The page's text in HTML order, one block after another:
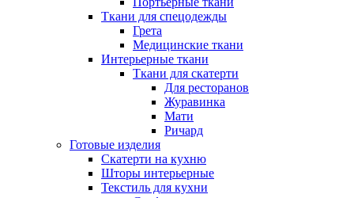
Ткани для спецодежды
Грета
Медицинские ткани
Интерьерные ткани
Ткани для скатерти
Для ресторанов
Журавинка
Мати
Ричард
Готовые изделия
Скатерти на кухню
Шторы интерьерные
Текстиль для кухни